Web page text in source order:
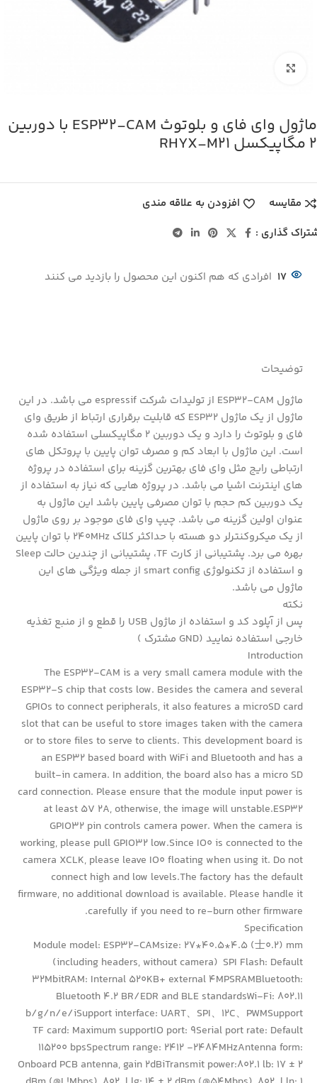
ماژول وای فای و بلوتوث ESP32-CAM با دوربین
2 مگاپیکسل RHYX-M21
مقایسه
افزودن به علاقه مندی
گذاری :
17 افرادی که هم اکنون این محصول را بازدید می کنند
توضیحات
ماژول ESP32-CAM از تولیدات شرکت espressif می باشد. در این
ماژول از یک ماژول ESP32 که قابلیت برقراری ارتباط از طریق وای
فای و بلوتوث را دارد و یک دوربین 2 مگاپیکسلی استفاده شده
است. این ماژول با ابعاد کم و مصرف توان پایین با پروتکل های
ارتباطی رایج مثل وای فای بهترین گزینه برای استفاده در پروژه
های اینترنت اشیا می باشد. در پروژه هایی که نیاز به استفاده از
یک دوربین کم حجم با توان مصرفی پایین باشد این ماژول به
عنوان اولین گزینه می باشد. چیپ وای فای موجود بر روی ماژول
از یک میکروکنترلر دو هسته با حداکثر کلاک 240MHz با توان پایین
بهره می برد. پشتیبانی از کارت TF، پشتیبانی از چندین حالت Sleep
و استفاده از تکنولوژی smart config از جمله ویژگی های این
ماژول می باشد.
نکته
پس از آپلود کد و استفاده از ماژول USB را قطع و از منبع تغذیه
خارجی استفاده نمایید (GND مشترک )
Introduction
The ESP32-CAM is a very small camera module with the
ESP32-S chip that costs low. Besides the camera and several
GPIOs to connect peripherals, it also features a microSD card
slot that can be useful to store images taken with the camera
or to store files to serve to clients. This development board is
an ESP32 based board with WiFi and Bluetooth and has a
built-in camera. In addition, the board also has a micro SD
card connection. Please ensure that the module input power is
at least 5V 2A, otherwise, the image will unstable.ESP32
GPIO32 pin controls camera power. When the camera is
working, please pull GPIO32 low.Since IO0 is connected to the
camera XCLK, please leave IO0 floating when using it. Do not
connect high and low levels.The factory has the default
firmware, no additional download is available. Please handle it
carefully if you need to re-burn other firmware.
Specification
Module model: ESP32-CAMsize: 27*40.5*4.5 (士0.2) mm
(including headers, without camera) SPI Flash: Default
32MbitRAM: Internal 520KB+ external 4MPSRAMBluetooth:
Bluetooth 4.2 BR/EDR and BLE standardsWi-Fi: 802.11
b/g/n/e/iSupport interface: UART、SPI、12C、PWMSupport
TF card: Maximum supportIO port: 9Serial port rate: Default
115200 bpsSpectrum range: 2412 -2484MHzAntenna form:
Onboard PCB antenna, gain 2dBiTransmit power:802.1 lb: 17 ± 2